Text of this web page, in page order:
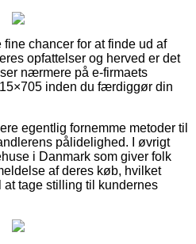
chancer for at finde ud af
opfattelser og herved er det
nærmere på e-firmaets
inden du færdiggør din
egentlig fornemme metoder til
pålidelighed. I øvrigt
i Danmark som giver folk
af deres køb, hvilket
tage stilling til kundernes